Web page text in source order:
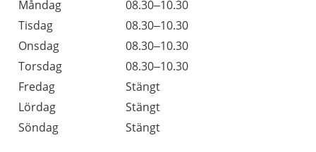
Måndag
08.30–10.30
Tisdag
08.30–10.30
Onsdag
08.30–10.30
Torsdag
08.30–10.30
Fredag
Stängt
Lördag
Stängt
Söndag
Stängt